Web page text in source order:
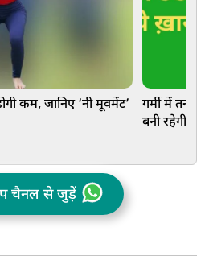
कम, जानिए ‘नी मूवमेंट’
गर्मी में तन-
बनी रहेगी
चैनल से जुड़ें